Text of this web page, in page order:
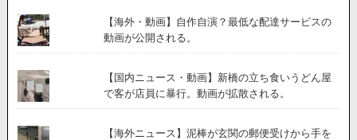
【海外・動画】自作自演？最低な配達サービスの
動画が公開される。
【国内ニュース・動画】新橋の立ち食いうどん屋
で客が店員に暴行。動画が拡散される。
【海外ニュース】泥棒が玄関の郵便受けから手を